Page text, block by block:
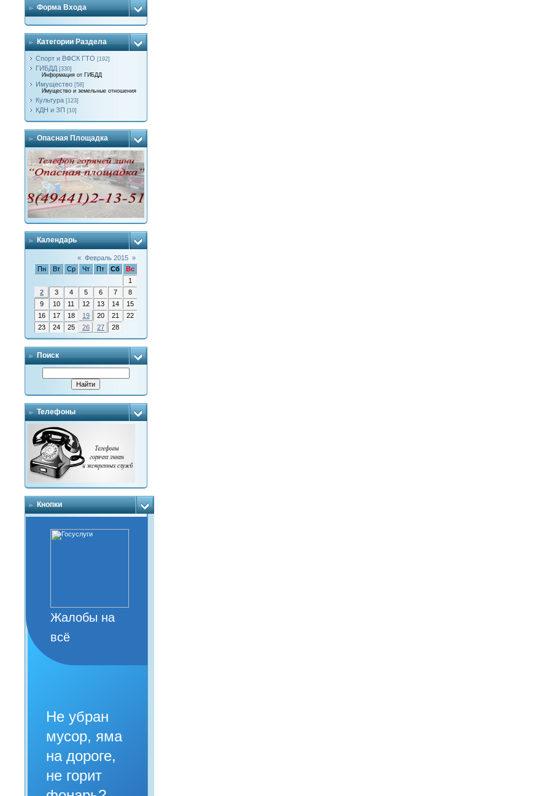
Форма Входа
Категории Раздела
Спорт и ВФСК ГТО [192]
ГИБДД [330]
Информация от ГИБДД
Имущество [58]
Имущество и земельные отношения
Культура [123]
КДН и ЗП [10]
Опасная Площадка
Календарь
« Февраль 2015 »
Пн
Вт Ср Чт Пт Сб
Вс
1
2
3 4 5 6 7
8
9
10 11 12 13 14
15
16
17 18 19 20 21
22
23
24 25 26 27 28
Поиск
Телефоны
Кнопки
Жалобы на
всё
Не убран
мусор, яма
на дороге,
не горит